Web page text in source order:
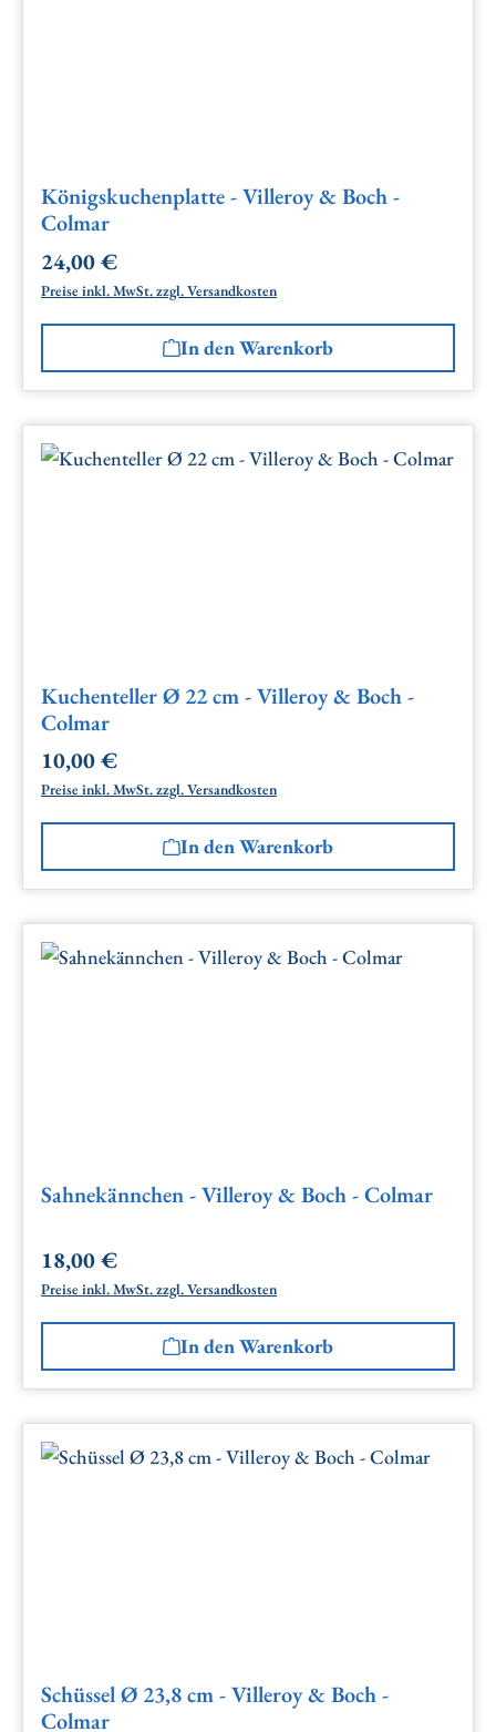
Königskuchenplatte - Villeroy & Boch -
Colmar
Regulärer Preis:
24,00 €
Preise inkl. MwSt. zzgl. Versandkosten
In den Warenkorb
Kuchenteller Ø 22 cm - Villeroy & Boch -
Colmar
Regulärer Preis:
10,00 €
Preise inkl. MwSt. zzgl. Versandkosten
In den Warenkorb
Sahnekännchen - Villeroy & Boch - Colmar
Regulärer Preis:
18,00 €
Preise inkl. MwSt. zzgl. Versandkosten
In den Warenkorb
Schüssel Ø 23,8 cm - Villeroy & Boch -
Colmar